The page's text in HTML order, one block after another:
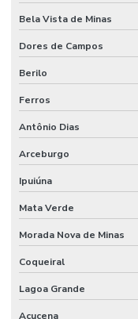
Bela Vista de Minas
Dores de Campos
Berilo
Ferros
Antônio Dias
Arceburgo
Ipuiúna
Mata Verde
Morada Nova de Minas
Coqueiral
Lagoa Grande
Açucena